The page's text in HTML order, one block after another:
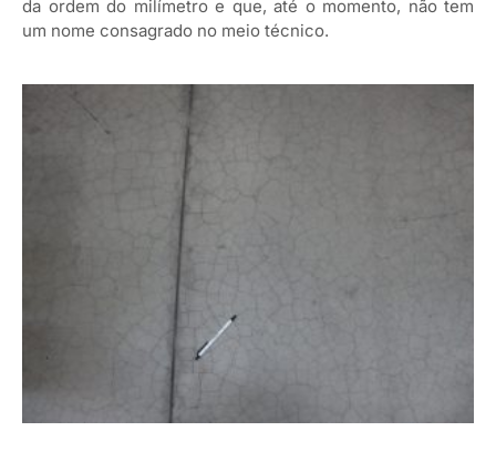
da ordem do milímetro e que, até o momento, não tem
um nome consagrado no meio técnico.